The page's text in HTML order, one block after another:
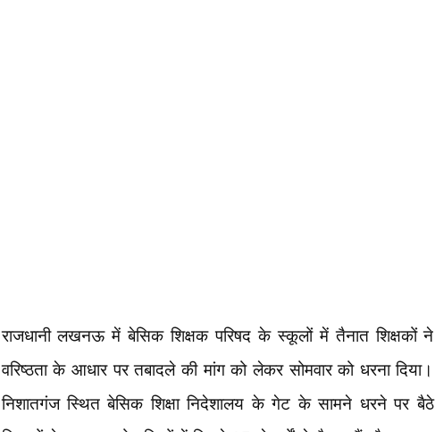
राजधानी लखनऊ में बेसिक शिक्षक परिषद के स्कूलों में तैनात शिक्षकों ने
वरिष्ठता के आधार पर तबादले की मांग को लेकर सोमवार को धरना दिया।
निशातगंज स्थित बेसिक शिक्षा निदेशालय के गेट के सामने धरने पर बैठे